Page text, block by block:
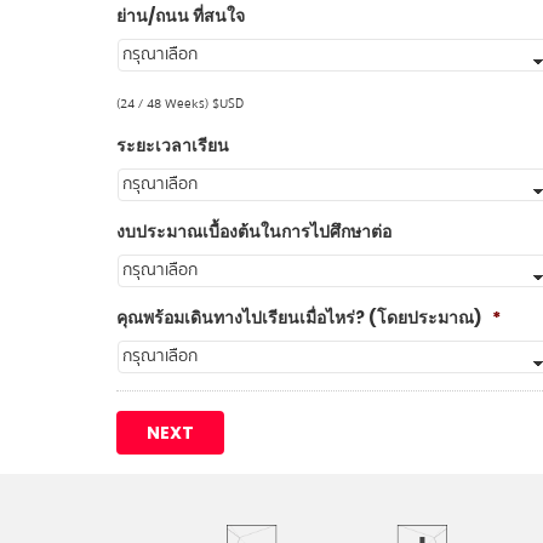
ย่าน/ถนน ที่สนใจ
(24 / 48 Weeks) $USD
ระยะเวลาเรียน
งบประมาณเบื้องต้นในการไปศึกษาต่อ
คุณพร้อมเดินทางไปเรียนเมื่อไหร่? (โดยประมาณ) *